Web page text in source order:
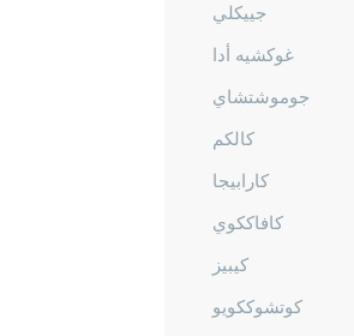
جييكلي
غوكشيه أدا
جوموشتشاي
كالكم
كارابيجا
كافاككوي
كيبيز
كوتشوككويو